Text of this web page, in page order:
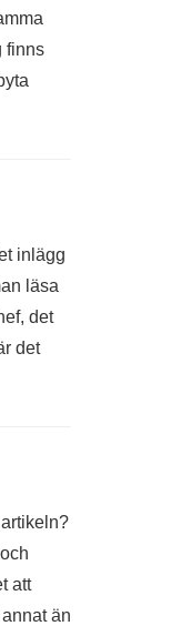
finns
inlägg
läsa
det
det
att
än